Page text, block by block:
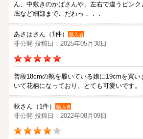
ん、中敷きのかばさんや、左右で違うピン
底など細部までこだわっ．．．
あさはさん（1件） 購入者
非公開 投稿日：2025年05月30日
普段18cmの靴を履いている娘に19cmを買い
いて花柄になっており、とても可愛いです。
秋さん（1件） 購入者
非公開 投稿日：2022年08月09日